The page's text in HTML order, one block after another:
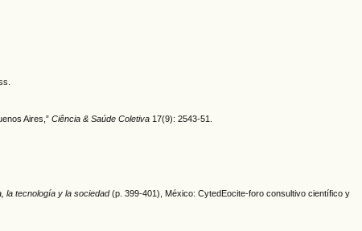
Aires,” Ciência & Saúde Coletiva 17(9): 2543-51.
la tecnología y la sociedad(p. 399-401), México: CytedEocite-foro consultivo científico y